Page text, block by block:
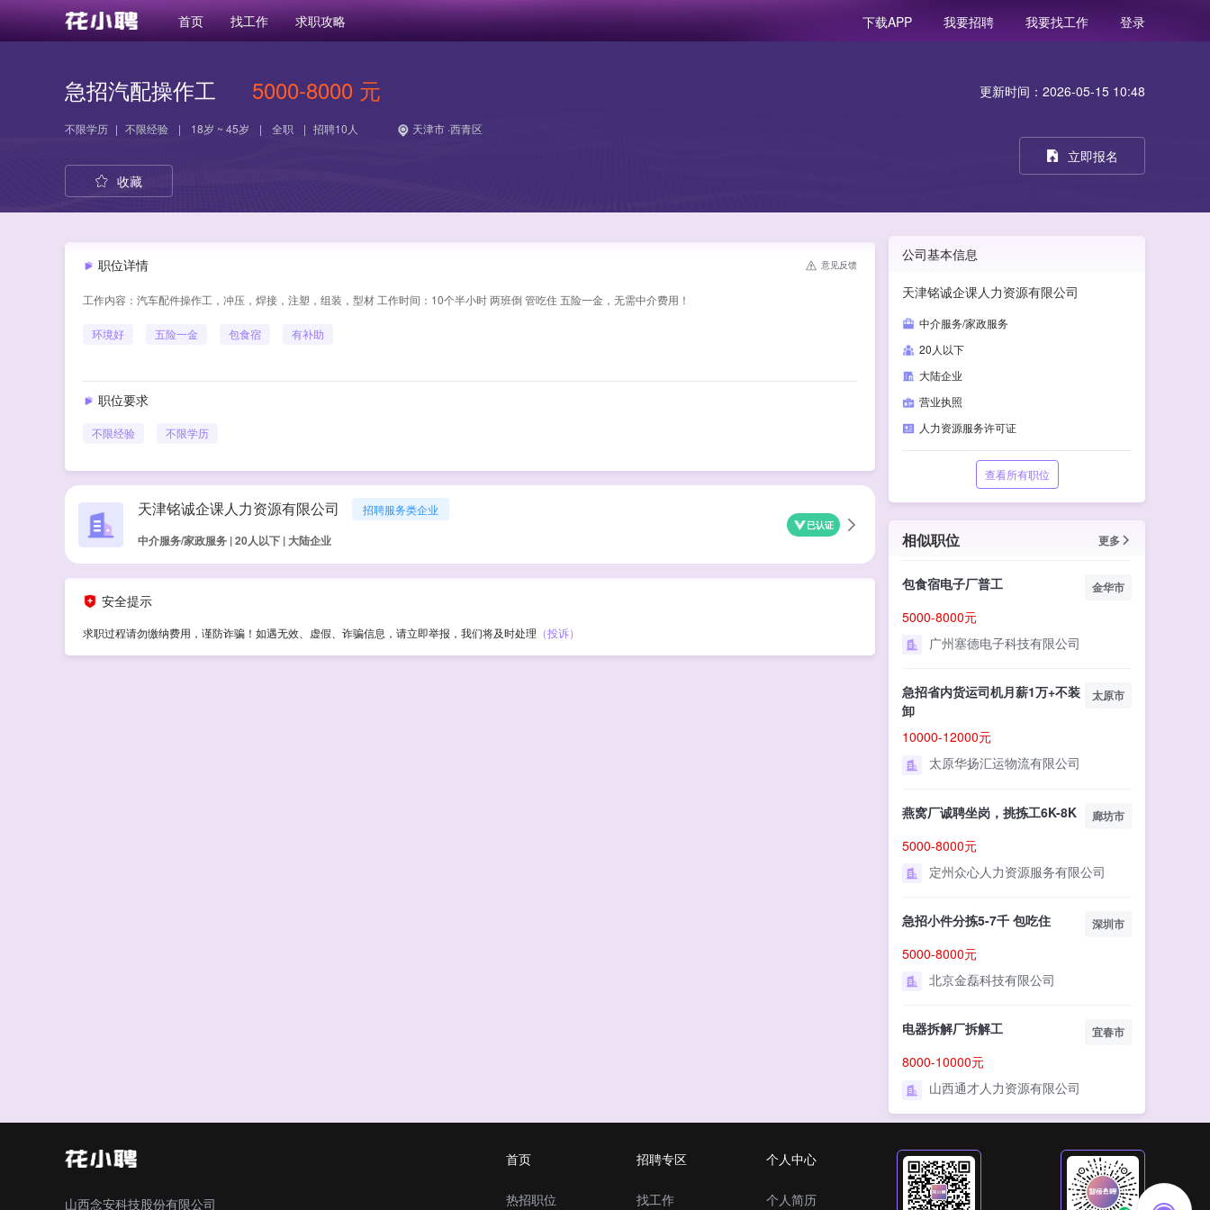
首页 找工作 求职攻略 下载APP 我要招聘 我要找工作 登录
急招汽配操作工 5000-8000 元
不限学历 | 不限经验 | 18岁 ~ 45岁 | 全职 | 招聘10人 天津市 ·西青区
收藏
职位详情 意见反馈
工作内容：汽车配件操作工，冲压，焊接，注塑，组装，型材 工作时间：10个半小时 两班倒 管吃住 五险一金，无需中介费用！
环境好 五险一金 包食宿 有补助
职位要求
不限经验 不限学历
天津铭诚企课人力资源有限公司 招聘服务类企业
中介服务/家政服务 | 20人以下 | 大陆企业
已认证
安全提示
求职过程请勿缴纳费用，谨防诈骗！如遇无效、虚假、诈骗信息，请立即举报，我们将及时处理 （投诉）
更新时间：2026-05-15 10:48
立即报名
公司基本信息
天津铭诚企课人力资源有限公司
中介服务/家政服务
20人以下
大陆企业
营业执照
人力资源服务许可证
查看所有职位
相似职位 更多
包食宿电子厂普工 金华市
5000-8000元
广州塞德电子科技有限公司
急招省内货运司机月薪1万+不装
卸
太原市
10000-12000元
太原华扬汇运物流有限公司
燕窝厂诚聘坐岗，挑拣工6K-8K 廊坊市
5000-8000元
定州众心人力资源服务有限公司
急招小件分拣5-7千 包吃住 深圳市
5000-8000元
北京金磊科技有限公司
电器拆解厂拆解工 宜春市
8000-10000元
山西通才人力资源有限公司
山西念安科技股份有限公司
首页
热招职位
招聘专区
找工作
个人中心
个人简历